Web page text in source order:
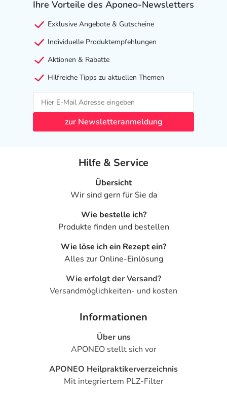
Bryonia cretica spag. Peka Dil. D4 (HAB, V. 47a) 1,65 g
(m/m)] 1,95 g
Natrium carbonicum Dil. D4 [D4 mit Ethanol 15%
(m/m)] 1,95 g
(m/m)] 2,05 g
Berberis vulgaris spag. Peka Dil. D6 (HAB, V. 47a) 0,20
Harpagophytum procumbens Dil. D12 [ab D4 mit
Ethanol 15% (m/m)] 0,25 g
Ledum palustre Dil. D6 [ab D4 mit Ethanol 15% (m/m)]
1 g entspricht 30 Tropfen.
Enthält 20 Vol.-% Alkohol.
PEKANA Naturheilmittel GmbH
PDF des Beipackzettelskönnen Sie sich oben
Ihre Vorteile des Aponeo-Newsletters
Exklusive Angebote & Gutscheine
Individuelle Produktempfehlungen
Aktionen & Rabatte
Hilfreiche Tipps zu aktuellen Themen
zur Newsletteranmeldung
Hilfe & Service
Übersicht
Wir sind gern für Sie da
Wie bestelle ich?
Produkte finden und bestellen
Wie löse ich ein Rezept ein?
Alles zur Online-Einlösung
Wie erfolgt der Versand?
Versandmöglichkeiten- und kosten
Informationen
Über uns
APONEO stellt sich vor
APONEO Heilpraktikerverzeichnis
Mit integriertem PLZ-Filter